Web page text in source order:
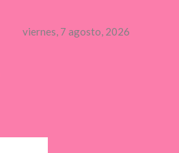
viernes, 7 agosto, 2026